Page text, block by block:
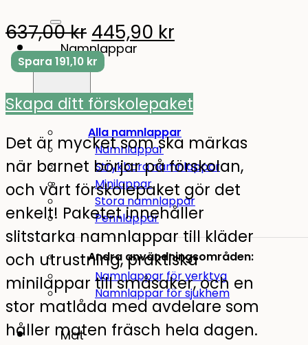
Namnlappar
Alla namnlappar
Namnlappar
Strykbara namnlappar
Minilappar
Stora namnlappar
Pennlappar
Andra användningsområden:
Namnlappar för verktyg
Namnlappar för sjukhem
Mat
637,00kr 445,90 kr
Spara 191,10 kr
Skapa ditt förskolepaket
Det är mycket som ska märkas
när barnet börjar på förskolan,
och vårt förskolepaket gör det
enkelt! Paketet innehåller
slitstarka namnlappar till kläder
och utrustning, praktiska
minilappar till småsaker, och en
stor matlåda med avdelare som
håller maten fräsch hela dagen.